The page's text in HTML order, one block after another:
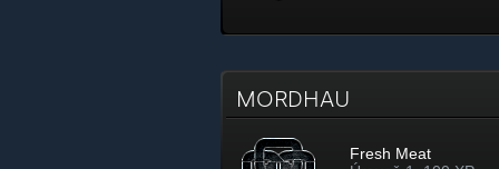
MORDHAU
Fresh Meat